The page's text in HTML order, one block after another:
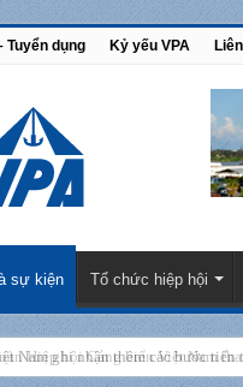
Tuyển dụng Kỷ yếu VPA
sự kiện Tổ chức hiệp hội
Hiệp hội Cảng biển Việt Nam